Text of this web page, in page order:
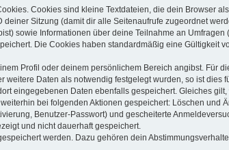
Cookies sind kleine Textdateien, die dein Browser
Sitzung (damit dir alle Seitenaufrufe zugeordnet
sowie Informationen über deine Teilnahme an
Die Cookies haben standardmäßig eine Gültigkeit
Profil oder deinem persönlichem Bereich angibst. Für
Daten als notwendig festgelegt wurden, so ist dies
eingegebenen Daten ebenfalls gespeichert. Gleiches
bei folgenden Aktionen gespeichert: Löschen und
Benutzer-Passwort) und gescheiterte
und nicht dauerhaft gespeichert.
werden. Dazu gehören dein